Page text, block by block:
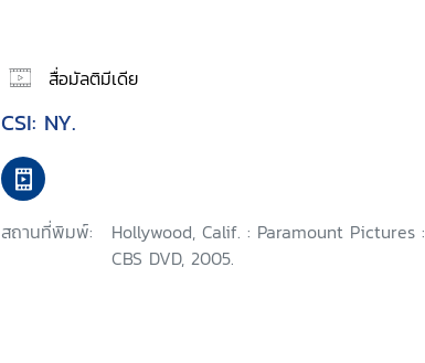
สื่อมัลติมีเดีย
CSI: NY.
สถานที่พิมพ์:
Hollywood, Calif. : Paramount Pictures :
CBS DVD, 2005.